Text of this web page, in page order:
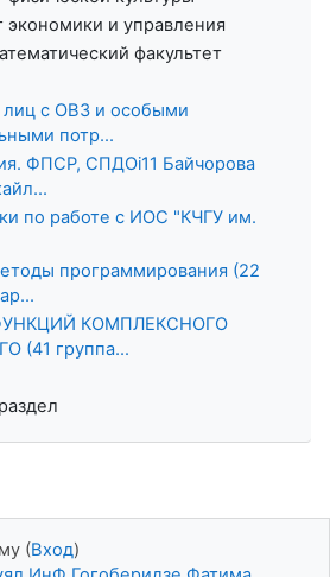
экономики и управления
факультет
с ОВЗ и особыми
потр...
ФПСР, СПДОi11 Байчорова
по работе с ИОС "КЧГУ им.
программирования (22
КОМПЛЕКСНОГО
(41 группа...
(Вход)